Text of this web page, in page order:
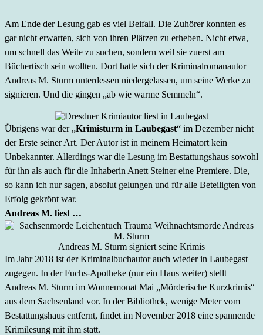
Am Ende der Lesung gab es viel Beifall. Die Zuhörer konnten es
gar nicht erwarten, sich von ihren Plätzen zu erheben. Nicht etwa,
um schnell das Weite zu suchen, sondern weil sie zuerst am
Büchertisch sein wollten. Dort hatte sich der Kriminalromanautor
Andreas M. Sturm unterdessen niedergelassen, um seine Werke zu
signieren. Und die gingen „ab wie warme Semmeln“.
Übrigens war der „Krimisturm in Laubegast“ im Dezember nicht
der Erste seiner Art. Der Autor ist in meinem Heimatort kein
Unbekannter. Allerdings war die Lesung im Bestattungshaus sowohl
für ihn als auch für die Inhaberin Anett Steiner eine Premiere. Die,
so kann ich nur sagen, absolut gelungen und für alle Beteiligten von
Erfolg gekrönt war.
Andreas M. liest …
Andreas M. Sturm signiert seine Krimis
Im Jahr 2018 ist der Kriminalbuchautor auch wieder in Laubegast
zugegen. In der Fuchs-Apotheke (nur ein Haus weiter) stellt
Andreas M. Sturm im Wonnemonat Mai „Mörderische Kurzkrimis“
aus dem Sachsenland vor. In der Bibliothek, wenige Meter vom
Bestattungshaus entfernt, findet im November 2018 eine spannende
Krimilesung mit ihm statt.